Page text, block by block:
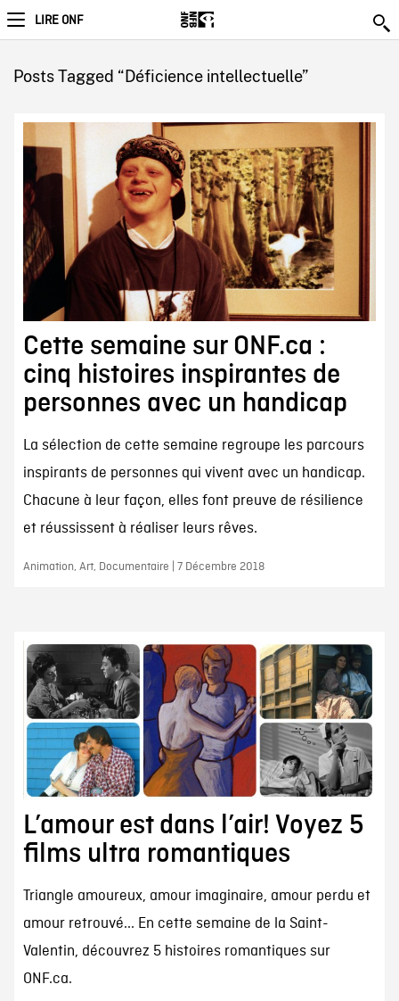
LIRE ONF
Posts Tagged “Déficience intellectuelle”
Cette semaine sur ONF.ca :
cinq histoires inspirantes de
personnes avec un handicap
La sélection de cette semaine regroupe les parcours
inspirants de personnes qui vivent avec un handicap.
Chacune à leur façon, elles font preuve de résilience
et réussissent à réaliser leurs rêves.
Animation, Art, Documentaire | 7 Décembre 2018
L’amour est dans l’air! Voyez 5
films ultra romantiques
Triangle amoureux, amour imaginaire, amour perdu et
amour retrouvé... En cette semaine de la Saint-
Valentin, découvrez 5 histoires romantiques sur
ONF.ca.